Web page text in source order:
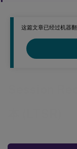
这篇文章已经过机器